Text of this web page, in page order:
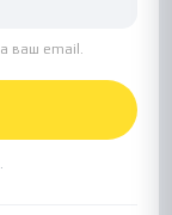
ваш email.